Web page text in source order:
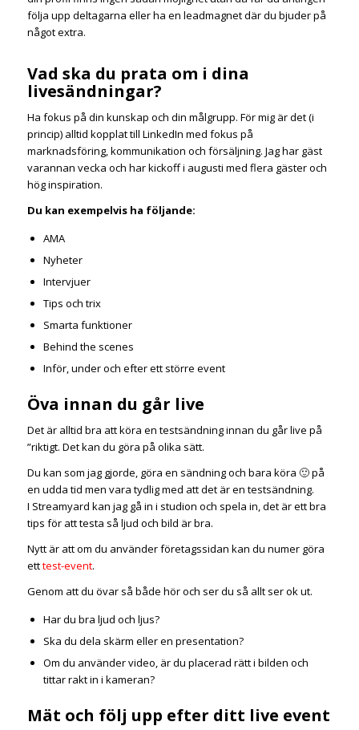
följa upp deltagarna eller ha en leadmagnet där du bjuder på
något extra.
Vad ska du prata om i dina
livesändningar?
Ha fokus på din kunskap och din målgrupp. För mig är det (i
princip) alltid kopplat till LinkedIn med fokus på
marknadsföring, kommunikation och försäljning. Jag har gäst
varannan vecka och har kickoff i augusti med flera gäster och
hög inspiration.
Du kan exempelvis ha följande:
AMA
Nyheter
Intervjuer
Tips och trix
Smarta funktioner
Behind the scenes
Inför, under och efter ett större event
Öva innan du går live
Det är alltid bra att köra en testsändning innan du går live på
”riktigt. Det kan du göra på olika sätt.
Du kan som jag gjorde, göra en sändning och bara köra 🙂 på
en udda tid men vara tydlig med att det är en testsändning.
I Streamyard kan jag gå in i studion och spela in, det är ett bra
tips för att testa så ljud och bild är bra.
Nytt är att om du använder företagssidan kan du numer göra
etttest-event.
Genom att du övar så både hör och ser du så allt ser ok ut.
Har du bra ljud och ljus?
Ska du dela skärm eller en presentation?
Om du använder video, är du placerad rätt i bilden och
tittar rakt in i kameran?
Mät och följ upp efter ditt live event